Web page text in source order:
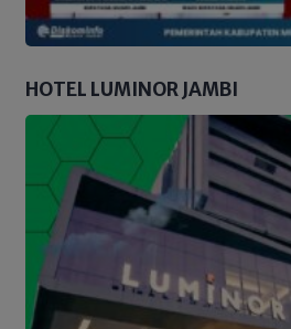
HOTEL LUMINOR JAMBI